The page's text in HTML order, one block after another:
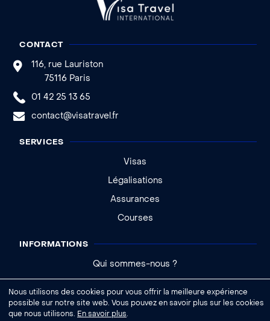
CONTACT
116, rue Lauriston
75116 Paris
01 42 25 13 65
contact@visatravel.fr
SERVICES
Visas
Légalisations
Assurances
Courses
INFORMATIONS
Qui sommes-nous ?
Aide - FAQ
Nous utilisons des cookies pour vous offrir la meilleure expérience
possible sur notre site web. Vous pouvez en savoir plus sur les cookies
que nous utilisons. En savoir plus.